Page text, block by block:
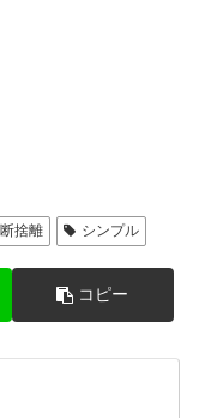
断捨離 シンプル
コピー